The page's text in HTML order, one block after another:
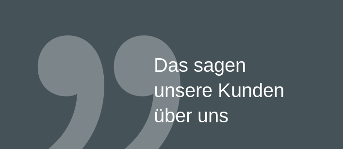
Das sagen
unsere Kunden
über uns